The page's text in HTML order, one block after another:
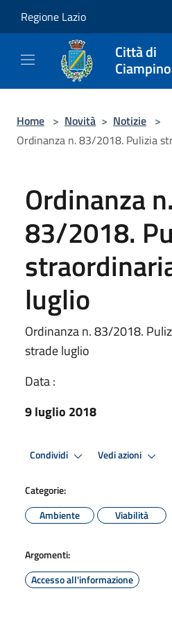
Regione Lazio
Città di
Ciampino
Home > Novità > Notizie >
Ordinanza n. 83/2018. Pulizia
Ordinanza n.
83/2018.
luglio
Ordinanza n. 83/2018.
strade luglio
Data :
9 luglio 2018
Condividi Vedi azioni
Categorie:
Ambiente
Viabilità
Argomenti:
Accesso all'informazione